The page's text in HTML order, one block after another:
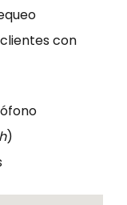
con
)